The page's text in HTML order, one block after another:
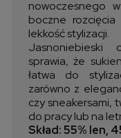
nowoczesnego
boczne
lekkość stylizacji.
Jasnoniebieski
sprawia, że
łatwa do
zarówno z
czy sneakersami,
do pracy lub na
Skład: 55% len,